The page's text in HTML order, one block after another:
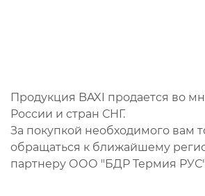
Продукция BAXI продается во
России и стран СНГ.
За покупкой необходимого вам
обращаться к ближайшему
партнеру ООО "БДР Термия